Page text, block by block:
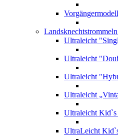
Landsknechtstrommeln
Ultraleicht
Ultraleicht
Ultraleicht
Ultraleicht
Ultraleicht
UltraLeicht